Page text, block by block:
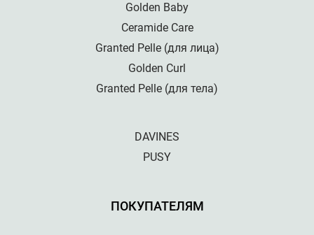
Golden Baby
Ceramide Care
Granted Pelle (для лица)
Golden Curl
Granted Pelle (для тела)
DAVINES
PUSY
ПОКУПАТЕЛЯМ